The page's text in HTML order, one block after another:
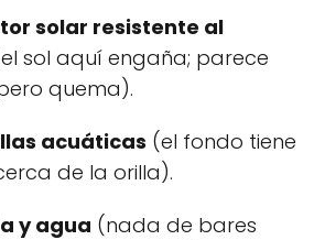
solar resistente al
sol aquí engaña; parece
quema).
acuáticas (el fondo tiene
de la orilla).
y agua (nada de bares